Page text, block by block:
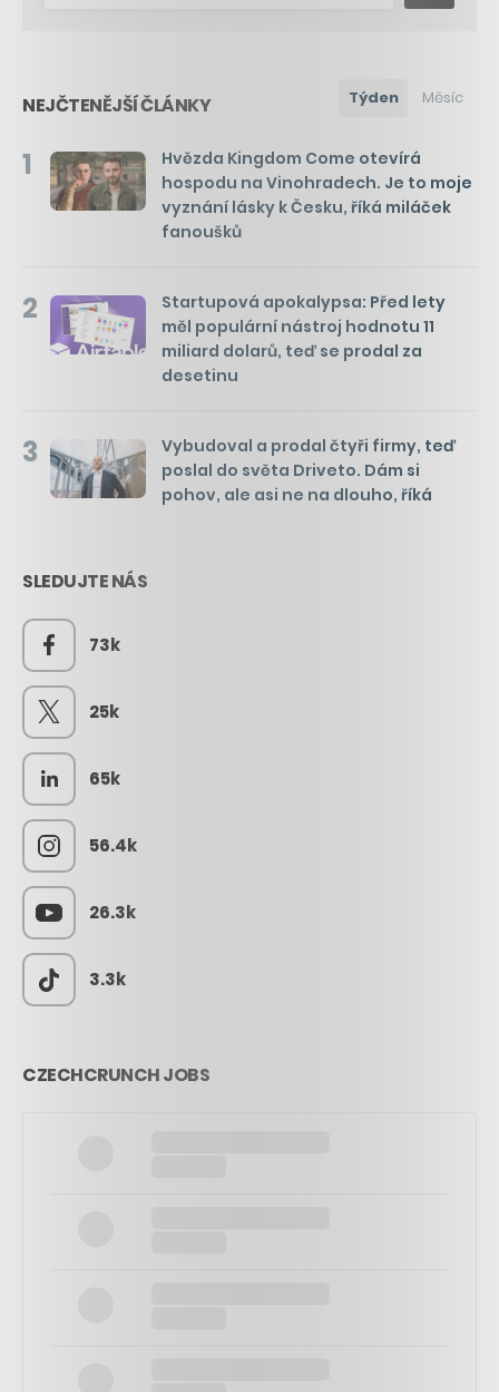
NEJČTENĚJŠÍ ČLÁNKY Týden Měsíc
1
Hvězda Kingdom Come otevírá
hospodu na Vinohradech. Je to moje
vyznání lásky k Česku, říká miláček
fanoušků
2
Startupová apokalypsa: Před lety
měl populární nástroj hodnotu 11
miliard dolarů, teď se prodal za
desetinu
3
Vybudoval a prodal čtyři firmy, teď
poslal do světa Driveto. Dám si
pohov, ale asi ne na dlouho, říká
SLEDUJTE NÁS
73k
25k
65k
56.4k
26.3k
3.3k
CZECHCRUNCH JOBS